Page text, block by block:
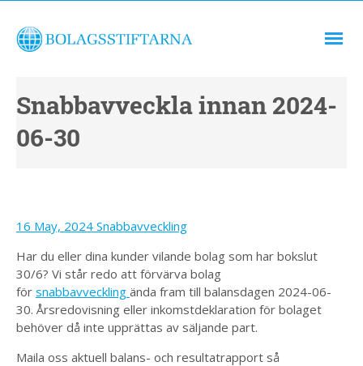
Snabbavveckla innan 2024-
06-30
16 May, 2024 Snabbavveckling
Har du eller dina kunder vilande bolag som har bokslut
30/6? Vi står redo att förvärva bolag
för snabbavveckling ända fram till balansdagen 2024-06-
30. Årsredovisning eller inkomstdeklaration för bolaget
behöver då inte upprättas av säljande part.
Maila oss aktuell balans- och resultatrapport så